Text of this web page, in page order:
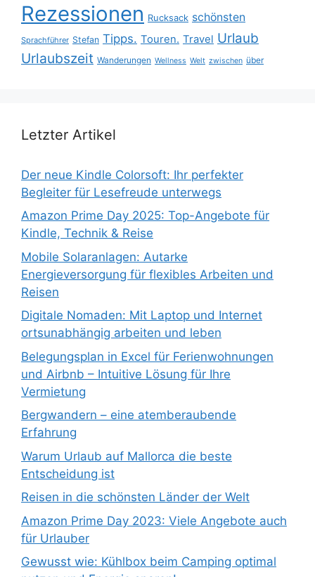
Rezessionen Rucksack schönsten
Sprachführer Stefan Tipps. Touren. Travel Urlaub
Urlaubszeit Wanderungen Wellness Welt zwischen über
Letzter Artikel
Der neue Kindle Colorsoft: Ihr perfekter
Begleiter für Lesefreude unterwegs
Amazon Prime Day 2025: Top-Angebote für
Kindle, Technik & Reise
Mobile Solaranlagen: Autarke
Energieversorgung für flexibles Arbeiten und
Reisen
Digitale Nomaden: Mit Laptop und Internet
ortsunabhängig arbeiten und leben
Belegungsplan in Excel für Ferienwohnungen
und Airbnb – Intuitive Lösung für Ihre
Vermietung
Bergwandern – eine atemberaubende
Erfahrung
Warum Urlaub auf Mallorca die beste
Entscheidung ist
Reisen in die schönsten Länder der Welt
Amazon Prime Day 2023: Viele Angebote auch
für Urlauber
Gewusst wie: Kühlbox beim Camping optimal